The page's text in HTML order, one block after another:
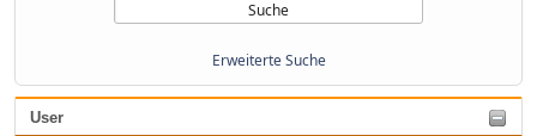
Erweiterte Suche
User